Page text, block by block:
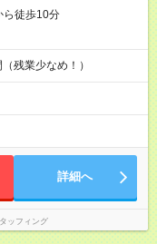
ら徒歩10分
残業少なめ！）
詳細へ
ッフィング